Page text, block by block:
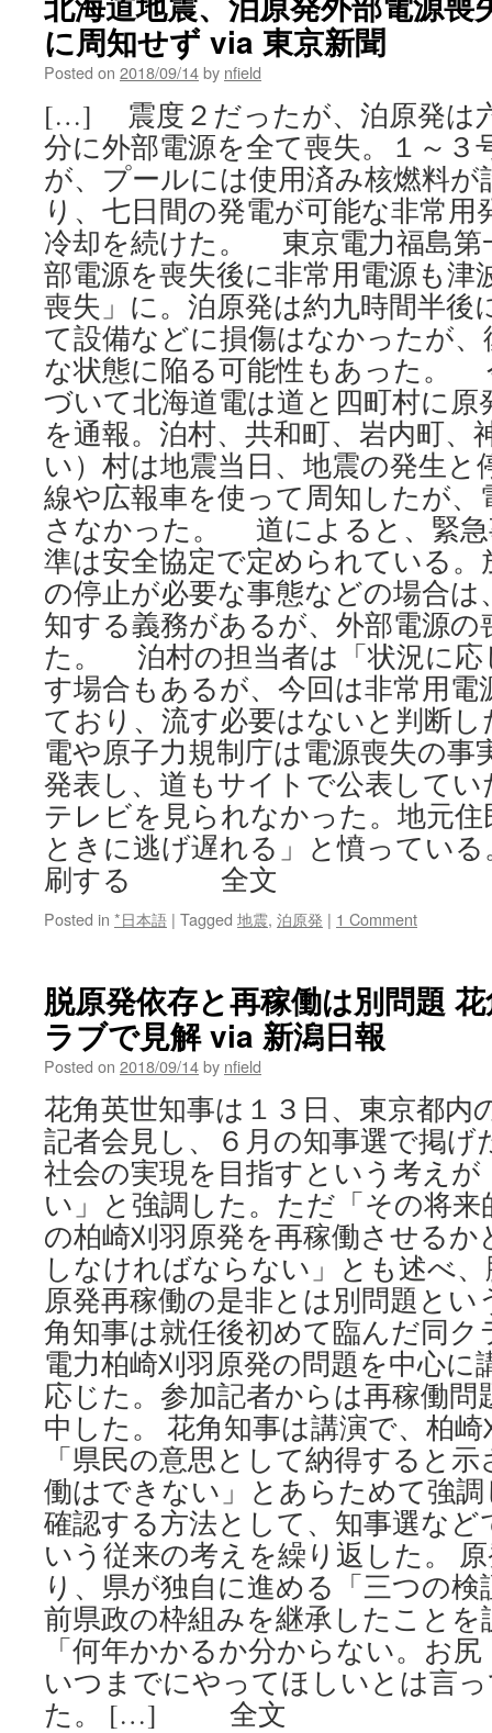
に周知せず via 東京新聞
Posted on 2018/09/14by nfield
[…] 震度２だったが、泊原発は
分に外部電源を全て喪失。１～３
が、プールには使用済み核燃料が
り、七日間の発電が可能な非常用
冷却を続けた。 東京電力福島第
部電源を喪失後に非常用電源も津
喪失」に。泊原発は約九時間半後
て設備などに損傷はなかったが
な状態に陥る可能性もあった。
づいて北海道電は道と四町村に原
を通報。泊村、共和町、岩内町、
い）村は地震当日、地震の発生と
線や広報車を使って周知したが、
さなかった。 道によると、緊急
準は安全協定で定められている。
の停止が必要な事態などの場合は
知する義務があるが、外部電源
た。 泊村の担当者は「状況に応
す場合もあるが、今回は非常用電
ており、流す必要はないと判断
電や原子力規制庁は電源喪失の
発表し、道もサイトで公表して
テレビを見られなかった。地元
ときに逃げ遅れる」と憤ってい
刷する 全文
Posted in *日本語 | Tagged 地震, 泊原発 | 1 Comment
脱原発依存と再稼働は別問題
ラブで見解 via 新潟日報
Posted on 2018/09/14by nfield
花角英世知事は１３日、東京都内
記者会見し、６月の知事選で掲げ
社会の実現を目指すという考え
い」と強調した。ただ「その将
の柏崎刈羽原発を再稼働させる
しなければならない」とも述べ
原発再稼働の是非とは別問題とい
角知事は就任後初めて臨んだ同ク
電力柏崎刈羽原発の問題を中心に
応じた。参加記者からは再稼働
中した。 花角知事は講演で、柏
「県民の意思として納得すると
働はできない」とあらためて強
確認する方法として、知事選な
いう従来の考えを繰り返した。
り、県が独自に進める「三つの
前県政の枠組みを継承したことを
「何年かかるか分からない。お
いつまでにやってほしいとは言
た。 […] 全文